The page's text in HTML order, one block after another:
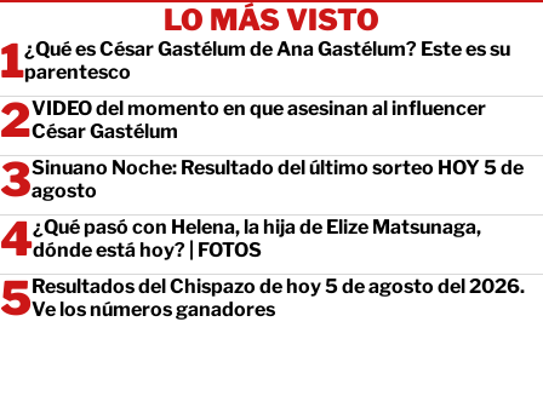
LO MÁS VISTO
¿Qué es César Gastélum de Ana Gastélum? Este es su
parentesco
VIDEO del momento en que asesinan al influencer
César Gastélum
Sinuano Noche: Resultado del último sorteo HOY 5 de
agosto
¿Qué pasó con Helena, la hija de Elize Matsunaga,
dónde está hoy? | FOTOS
Resultados del Chispazo de hoy 5 de agosto del 2026.
Ve los números ganadores